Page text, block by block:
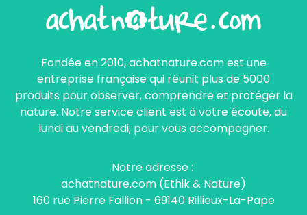
Fondée en 2010, achatnature.com est une
entreprise française qui réunit plus de 5000
produits pour observer, comprendre et protéger la
nature. Notre service client est à votre écoute, du
lundi au vendredi, pour vous accompagner.
Notre adresse :
achatnature.com (Ethik & Nature)
160 rue Pierre Fallion - 69140 Rillieux-La-Pape